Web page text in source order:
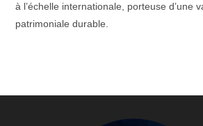
à l’échelle internationale, porteuse d’une
patrimoniale durable.